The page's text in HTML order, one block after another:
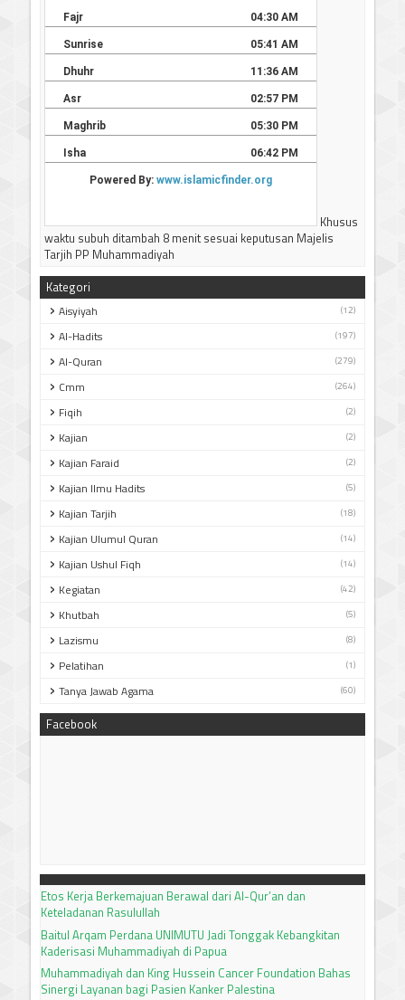
Khusus
waktu subuh ditambah 8 menit sesuai keputusan Majelis
Tarjih PP Muhammadiyah
Kategori
Aisyiyah (12)
Al-Hadits (197)
Al-Quran (279)
Cmm (264)
Fiqih (2)
Kajian (2)
Kajian Faraid (2)
Kajian Ilmu Hadits (5)
Kajian Tarjih (18)
Kajian Ulumul Quran (14)
Kajian Ushul Fiqh (14)
Kegiatan (42)
Khutbah (5)
Lazismu (8)
Pelatihan (1)
Tanya Jawab Agama (60)
Facebook
Etos Kerja Berkemajuan Berawal dari Al-Qur’an dan
Keteladanan Rasulullah
Baitul Arqam Perdana UNIMUTU Jadi Tonggak Kebangkitan
Kaderisasi Muhammadiyah di Papua
Muhammadiyah dan King Hussein Cancer Foundation Bahas
Sinergi Layanan bagi Pasien Kanker Palestina